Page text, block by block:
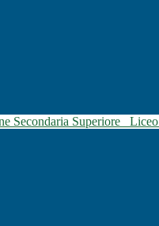
Secondaria Superiore